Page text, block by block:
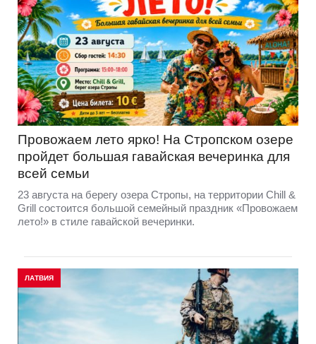
Провожаем лето ярко! На Стропском озере
пройдет большая гавайская вечеринка для
всей семьи
23 августа на берегу озера Стропы, на территории Chill &
Grill состоится большой семейный праздник «Провожаем
лето!» в стиле гавайской вечеринки.
ЛАТВИЯ